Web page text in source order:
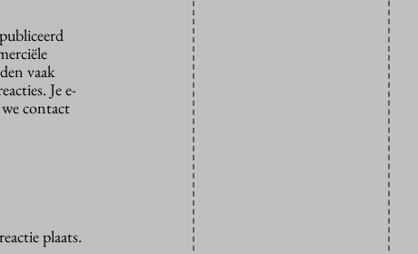
vaak
Je e-
contact
plaats.